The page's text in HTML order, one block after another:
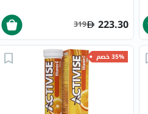
223.30
319
35% خصم